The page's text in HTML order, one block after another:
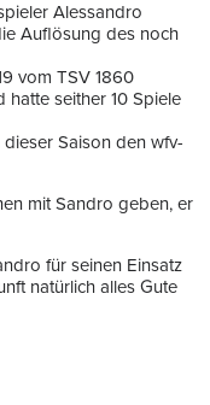
Alessandro
Auflösung des noch
vom TSV 1860
hatte seither 10 Spiele
Saison den wfv-
mit Sandro geben, er
für seinen Einsatz
natürlich alles Gute